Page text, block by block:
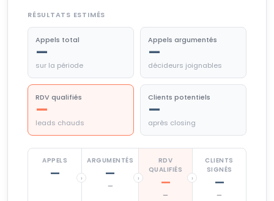
RÉSULTATS ESTIMÉS
Appels total
—
sur la période
Appels argumentés
—
décideurs joignables
RDV qualifiés
—
leads chauds
Clients potentiels
—
après closing
APPELS
— ›
ARGUMENTÉS
—
—
›
RDV
QUALIFIÉS
—
—
›
CLIENTS
SIGNÉS
—
—